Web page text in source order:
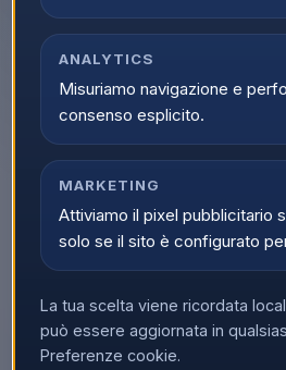
ANALYTICS
Misuriamo navigazione e
consenso esplicito.
MARKETING
Attiviamo il pixel pubblicitario
solo se il sito è configurato
La tua scelta viene ricordata
può essere aggiornata in
Preferenze cookie.